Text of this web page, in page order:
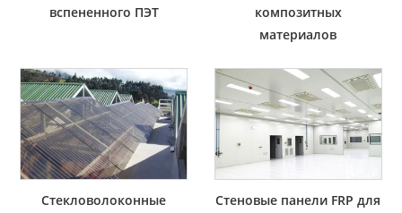
вспененного ПЭТ
композитных
материалов
Стекловолоконные
Стеновые панели FRP для